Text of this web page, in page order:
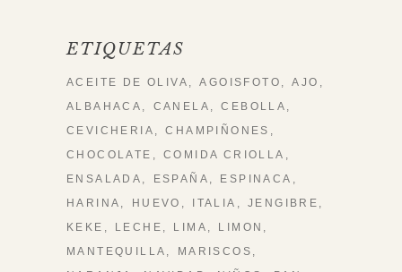
ETIQUETAS
ACEITE DE OLIVA AGOISFOTO
AJO
ALBAHACA
CANELA
CEBOLLA
CEVICHERIA
CHAMPIÑONES
CHOCOLATE
COMIDA CRIOLLA
ENSALADA
ESPAÑA
ESPINACA
HARINA
HUEVO ITALIA
JENGIBRE
KEKE
LECHE LIMA
LIMON
MANTEQUILLA
MARISCOS